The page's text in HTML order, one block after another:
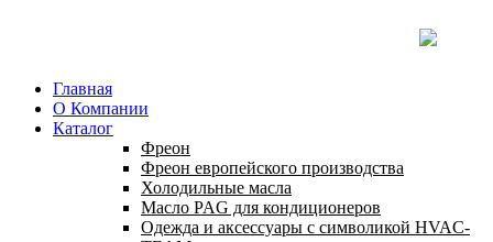
Главная
О Компании
Каталог
Фреон
Фреон европейского производства
Холодильные масла
Масло PAG для кондиционеров
Одежда и аксессуары с символикой HVAC-